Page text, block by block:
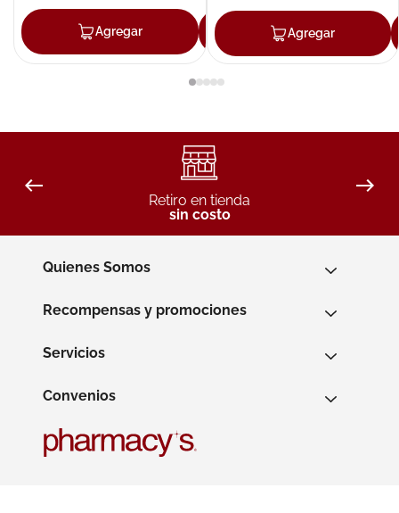
Agregar Agregar
Agregar
Retiro en tienda
sin costo
Quienes Somos
Recompensas y promociones
Servicios
Convenios